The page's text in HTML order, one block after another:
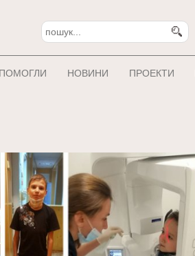
НОВИНИ ПРОЕКТИ